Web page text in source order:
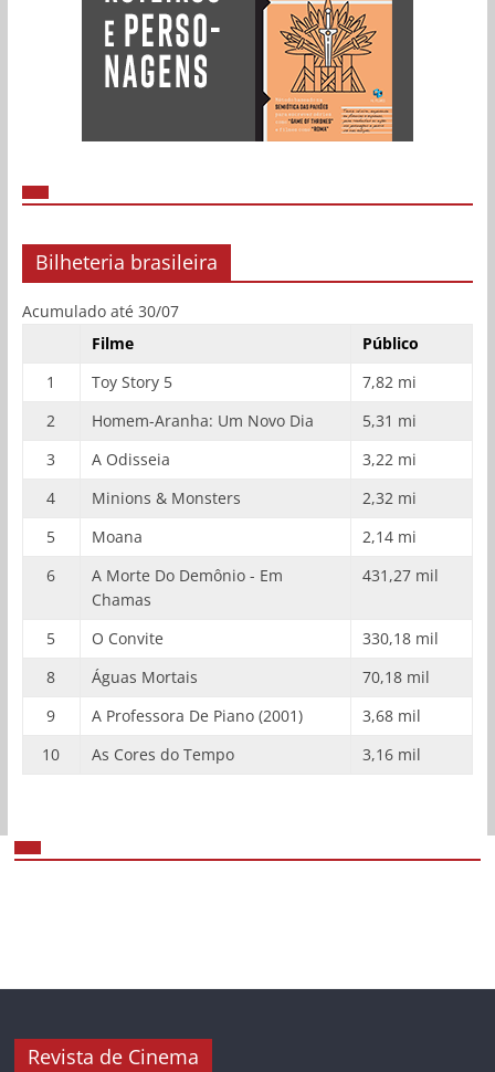
Bilheteria brasileira
Acumulado até 30/07
Filme
Público
1
Toy Story 5
7,82 mi
2
Homem-Aranha: Um Novo Dia
5,31 mi
3
A Odisseia
3,22 mi
4
Minions & Monsters
2,32 mi
5
Moana
2,14 mi
6
A Morte Do Demônio - Em
Chamas
431,27 mil
5 O Convite
330,18 mil
8
Águas Mortais
70,18 mil
9
A Professora De Piano (2001)
3,68 mil
10
As Cores do Tempo 3,16 mil
Revista de Cinema